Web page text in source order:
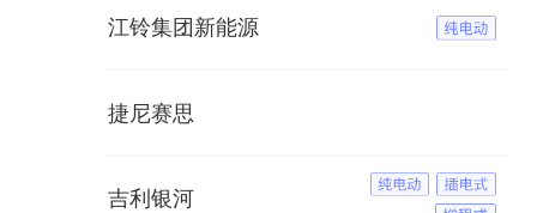
江铃集团新能源
捷尼赛思
吉利银河